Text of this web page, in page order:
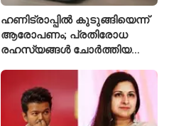
ഹണിട്രാപ്പിൽ കുടുങ്ങിയെന്ന്
ആരോപണം; പ്രതിരോധ
രഹസ്യങ്ങൾ ചോർത്തിയ